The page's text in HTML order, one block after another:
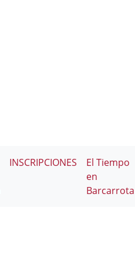
INSCRIPCIONES
El Tiempo
en
Barcarrota